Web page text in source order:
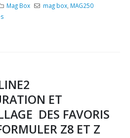
Mag Box mag box, MAG250
ET
DES FAVORIS
Z8 ET Z